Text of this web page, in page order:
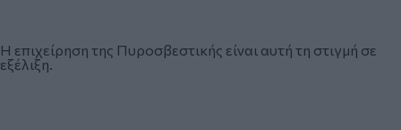
Η επιχείρηση της Πυροσβεστικής είναι αυτή τη στιγμή σε
εξέλιξη.